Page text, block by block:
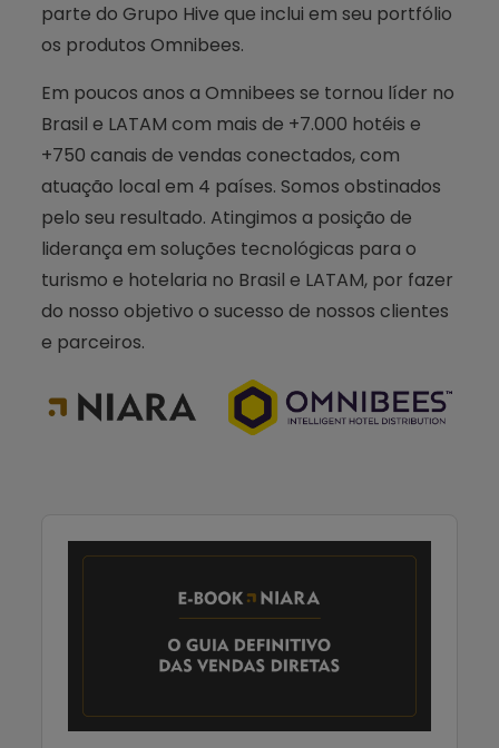
parte do Grupo Hive que inclui em seu portfólio
os produtos Omnibees.
Em poucos anos a Omnibees se tornou líder no
Brasil e LATAM com mais de +7.000 hotéis e
+750 canais de vendas conectados, com
atuação local em 4 países. Somos obstinados
pelo seu resultado. Atingimos a posição de
liderança em soluções tecnológicas para o
turismo e hotelaria no Brasil e LATAM, por fazer
do nosso objetivo o sucesso de nossos clientes
e parceiros.